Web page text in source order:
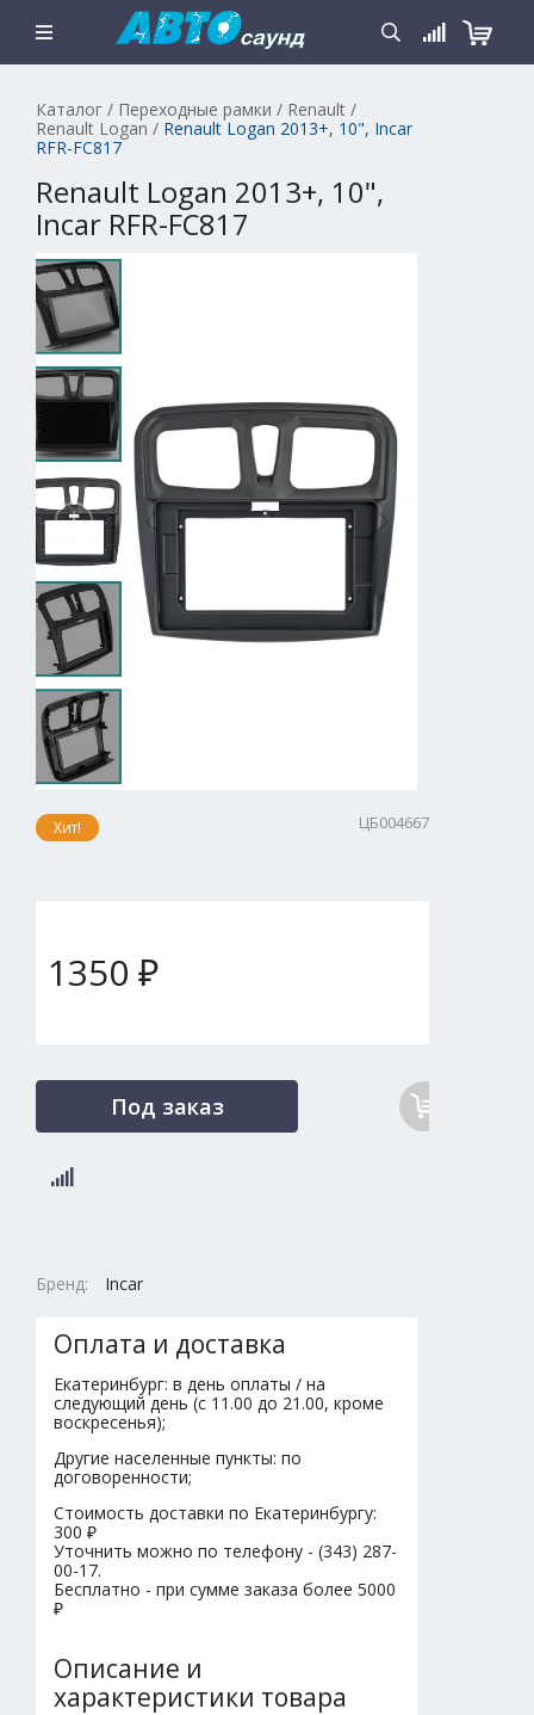
Каталог / Переходные рамки / Renault /
Renault Logan / Renault Logan 2013+, 10", Incar
RFR-FC817
Renault Logan 2013+, 10",
Incar RFR-FC817
Хит! ЦБ004667
1350 ₽
Под заказ
Бренд: Incar
Оплата и доставка
Екатеринбург: в день оплаты / на
следующий день (с 11.00 до 21.00, кроме
воскресенья);
Другие населенные пункты: по
договоренности;
Стоимость доставки по Екатеринбургу:
300 ₽
Уточнить можно по телефону - (343) 287-
00-17.
Бесплатно - при сумме заказа более 5000
₽
Описание и
характеристики товара